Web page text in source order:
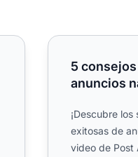
5 consejos
5
anuncios
¡Descubre
exitosas de
video de Post